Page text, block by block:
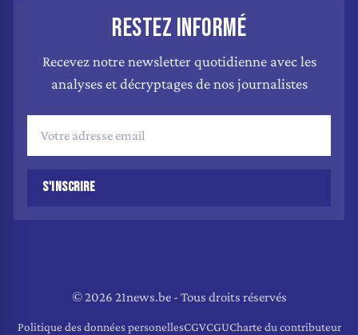
RESTEZ INFORMÉ
Recevez notre newsletter quotidienne avec les
analyses et décryptages de nos journalistes
S'INSCRIRE
© 2026 21news.be - Tous droits réservés
Politique des données personellesCGVCGUCharte du contributeur